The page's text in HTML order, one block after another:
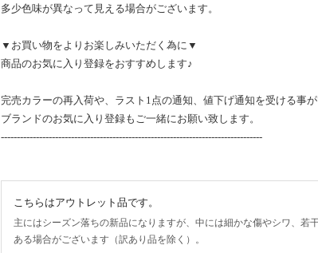
多少色味が異なって見える場合がございます。
▼お買い物をよりお楽しみいただく為に▼
商品のお気に入り登録をおすすめします♪
完売カラーの再入荷や、ラスト1点の通知、値下げ通知を受ける事が
ブランドのお気に入り登録もご一緒にお願い致します。
----------------------------------------------------------------------------------
こちらはアウトレット品です。
主にはシーズン落ちの新品になりますが、中には細かな傷やシワ、若
ある場合がございます（訳あり品を除く）。